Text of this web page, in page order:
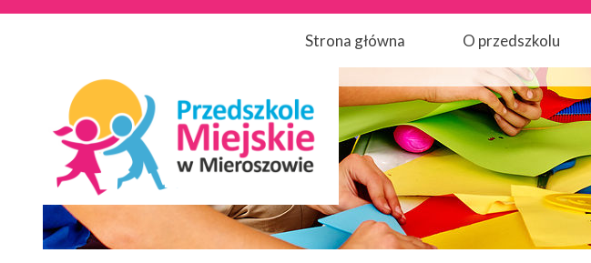
Strona główna O przedszkolu